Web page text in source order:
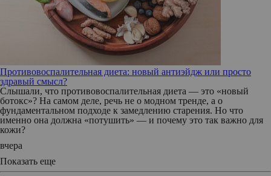
Противовоспалительная диета: новый антиэйдж или просто
здравый смысл?
Слышали, что противовоспалительная диета — это «новый
ботокс»? На самом деле, речь не о модном тренде, а о
фундаментальном подходе к замедлению старения. Но что
именно она должна «потушить» — и почему это так важно для
кожи?
вчера
Показать еще